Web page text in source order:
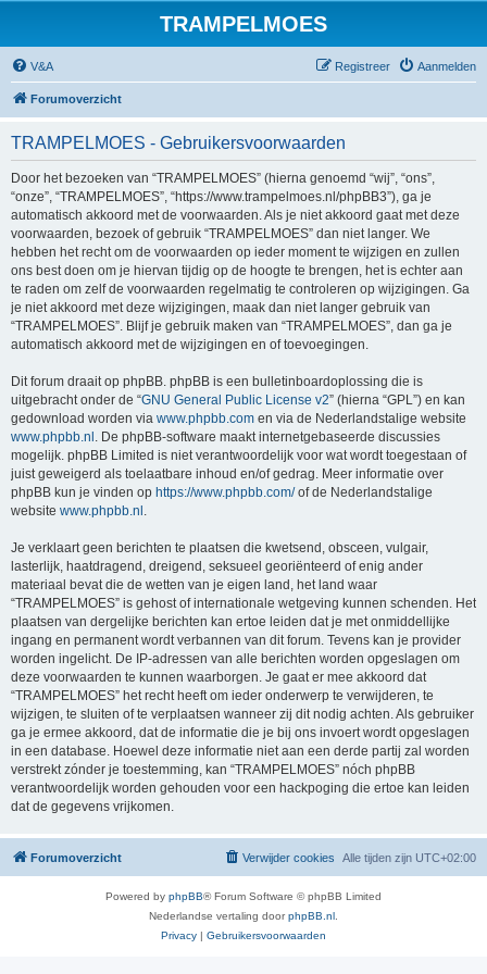
TRAMPELMOES
V&A Aanmelden
Registreer
Forumoverzicht
TRAMPELMOES - Gebruikersvoorwaarden
Door het bezoeken van “TRAMPELMOES” (hierna genoemd “wij”, “ons”,
“onze”, “TRAMPELMOES”, “https://www.trampelmoes.nl/phpBB3”), ga je
automatisch akkoord met de voorwaarden. Als je niet akkoord gaat met deze
voorwaarden, bezoek of gebruik “TRAMPELMOES” dan niet langer. We
hebben het recht om de voorwaarden op ieder moment te wijzigen en zullen
ons best doen om je hiervan tijdig op de hoogte te brengen, het is echter aan
te raden om zelf de voorwaarden regelmatig te controleren op wijzigingen. Ga
je niet akkoord met deze wijzigingen, maak dan niet langer gebruik van
“TRAMPELMOES”. Blijf je gebruik maken van “TRAMPELMOES”, dan ga je
automatisch akkoord met de wijzigingen en of toevoegingen.
Dit forum draait op phpBB. phpBB is een bulletinboardoplossing die is
uitgebracht onder de “GNU General Public License v2” (hierna “GPL”) en kan
gedownload worden via www.phpbb.com en via de Nederlandstalige website
www.phpbb.nl . De phpBB-software maakt internetgebaseerde discussies
mogelijk. phpBB Limited is niet verantwoordelijk voor wat wordt toegestaan of
juist geweigerd als toelaatbare inhoud en/of gedrag. Meer informatie over
phpBB kun je vinden op https://www.phpbb.com/of de Nederlandstalige
website www.phpbb.nl .
Je verklaart geen berichten te plaatsen die kwetsend, obsceen, vulgair,
lasterlijk, haatdragend, dreigend, seksueel georiënteerd of enig ander
materiaal bevat die de wetten van je eigen land, het land waar
“TRAMPELMOES” is gehost of internationale wetgeving kunnen schenden. Het
plaatsen van dergelijke berichten kan ertoe leiden dat je met onmiddellijke
ingang en permanent wordt verbannen van dit forum. Tevens kan je provider
worden ingelicht. De IP-adressen van alle berichten worden opgeslagen om
deze voorwaarden te kunnen waarborgen. Je gaat er mee akkoord dat
“TRAMPELMOES” het recht heeft om ieder onderwerp te verwijderen, te
wijzigen, te sluiten of te verplaatsen wanneer zij dit nodig achten. Als gebruiker
ga je ermee akkoord, dat de informatie die je bij ons invoert wordt opgeslagen
in een database. Hoewel deze informatie niet aan een derde partij zal worden
verstrekt zónder je toestemming, kan “TRAMPELMOES” nóch phpBB
verantwoordelijk worden gehouden voor een hackpoging die ertoe kan leiden
dat de gegevens vrijkomen.
Forumoverzicht Alle tijden zijn UTC+02:00
Verwijder cookies
Powered by phpBB® Forum Software © phpBB Limited
Nederlandse vertaling doorphpBB.nl
Privacy | Gebruikersvoorwaarden